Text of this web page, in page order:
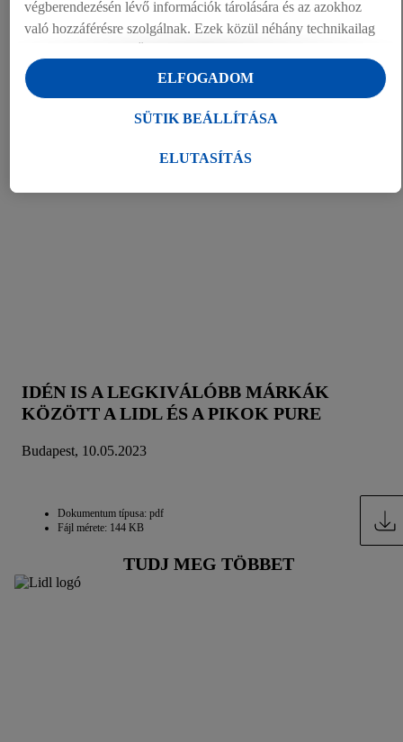
Dokumentumok (1)
IDÉN IS A LEGKIVÁLÓBB MÁRKÁK
KÖZÖTT A LIDL ÉS A PIKOK PURE
Budapest, 10.05.2023
Dokumentum típusa: pdf
Fájl mérete: 144 KB
TUDJ MEG TÖBBET
végberendezésén lévő információk tárolására és az azokhoz
való hozzáférésre szolgálnak. Ezek közül néhány technikailag
kényelmes beállításokhoz, statisztikák összeállításához vagy a
Lidl szolgáltatásokon belül és kívül személyre szabott
hirdetésekhez. Ha Ön a Lidl Plus program résztvevője, bolti
ELUTASÍTÁS
SÜTIK BEÁLLÍTÁSA
ELFOGADOM